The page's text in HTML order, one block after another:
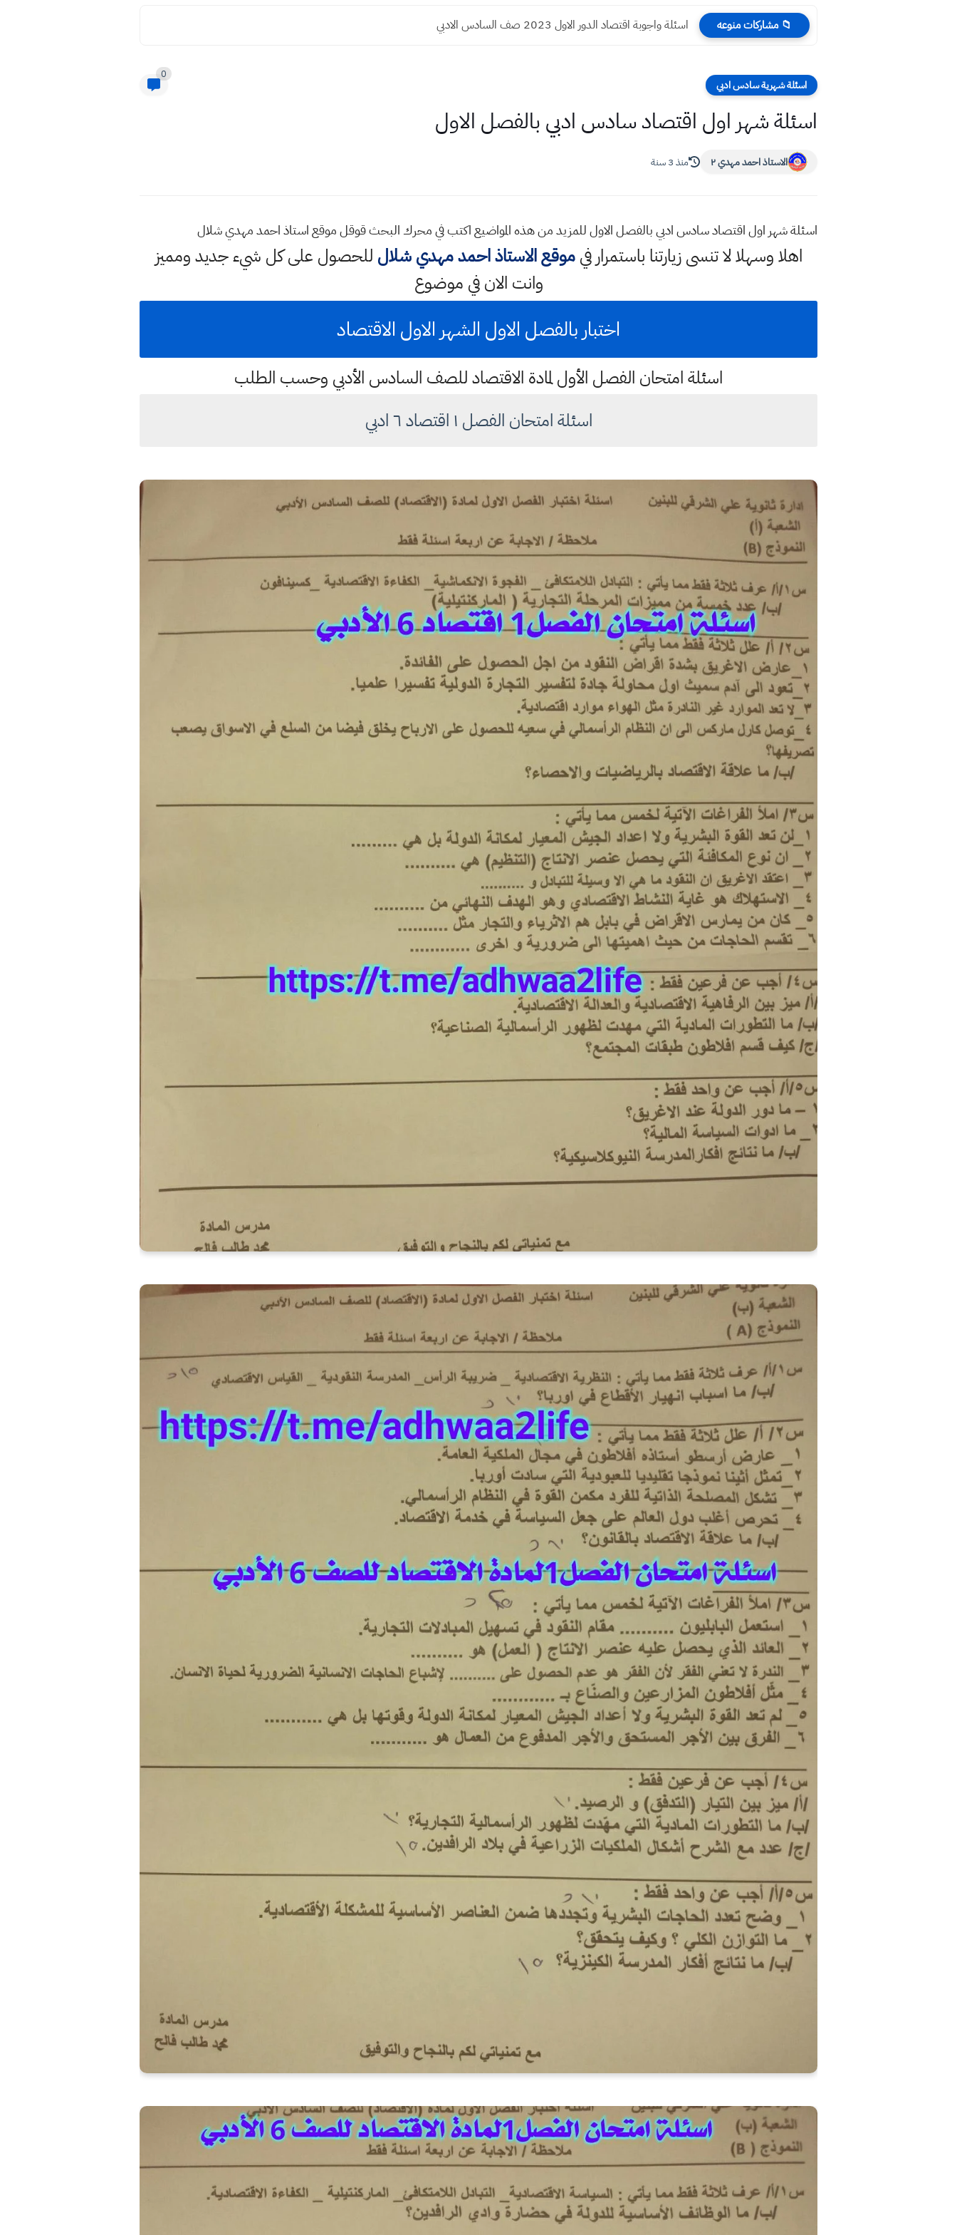
📁 مشاركات منوعه اسئلة واجوبة اقتصاد الدور الاول 2023 صف السادس الادبي
اسئلة شهرية سادس ادبي
0
اسئلة شهر اول اقتصاد سادس ادبي بالفصل الاول
الاستاذ احمد مهدي ٢ منذ 3 سنة
اسئلة شهر اول اقتصاد سادس ادبي بالفصل الاول للمزيد من هذه المواضيع اكتب في محرك البحث قوقل موقع استاذ احمد مهدي شلال
اهلا وسهلالا تنسى زيارتنا باستمرار فيموقع الاستاذ احمد مهدي شلال للحصول على كل شيء جديد ومميز
وانت الان في موضوع
اختبار بالفصل الاول الشهر الاول الاقتصاد
اسئلة امتحان الفصل الأول لمادة الاقتصاد للصف السادس الأدبي وحسب الطلب
اسئلة امتحان الفصل ١ اقتصاد ٦ ادبي